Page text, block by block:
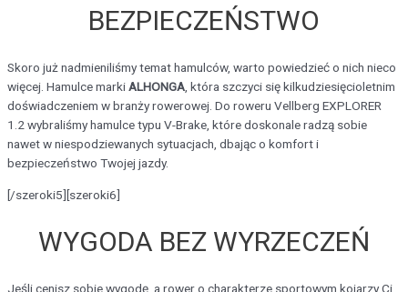
BEZPIECZEŃSTWO
Skoro już nadmieniliśmy temat hamulców, warto powiedzieć o nich nieco
więcej. Hamulce markiALHONGA , która szczyci się kilkudziesięcioletnim
doświadczeniem w branży rowerowej. Do roweru Vellberg EXPLORER
1.2 wybraliśmy hamulce typu V-Brake, które doskonale radzą sobie
nawet w niespodziewanych sytuacjach, dbając o komfort i
bezpieczeństwo Twojej jazdy.
[/szeroki5][szeroki6]
WYGODA BEZ WYRZECZEŃ
Jeśli cenisz sobie wygodę, a rower o charakterze sportowym kojarzy Ci